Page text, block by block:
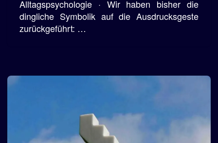
Alltagspsychologie · Wir haben bisher die
dingliche Symbolik auf die Ausdrucksgeste
zurückgeführt: …